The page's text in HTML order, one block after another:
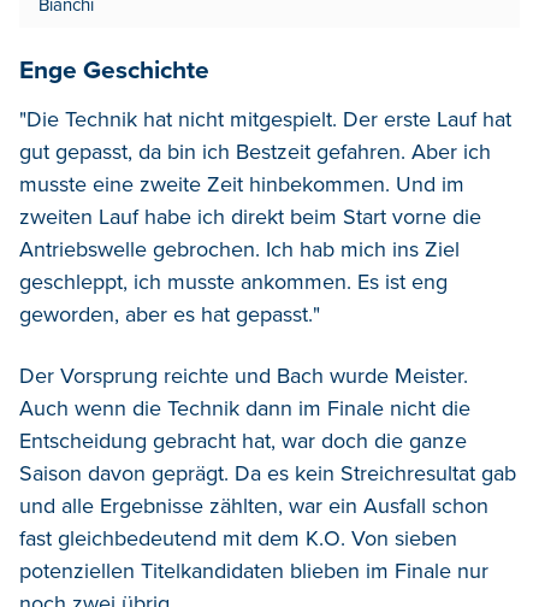
Enge Geschichte
"Die Technik hat nicht mitgespielt. Der erste Lauf hat
gut gepasst, da bin ich Bestzeit gefahren. Aber ich
musste eine zweite Zeit hinbekommen. Und im
zweiten Lauf habe ich direkt beim Start vorne die
Antriebswelle gebrochen. Ich hab mich ins Ziel
geschleppt, ich musste ankommen. Es ist eng
geworden, aber es hat gepasst."
Der Vorsprung reichte und Bach wurde Meister.
Auch wenn die Technik dann im Finale nicht die
Entscheidung gebracht hat, war doch die ganze
Saison davon geprägt. Da es kein Streichresultat gab
und alle Ergebnisse zählten, war ein Ausfall schon
fast gleichbedeutend mit dem K.O. Von sieben
potenziellen Titelkandidaten blieben im Finale nur